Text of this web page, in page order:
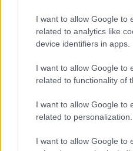
I want to allow Google to
related to analytics like
device identifiers in apps.
I want to allow Google to
related to functionality of
I want to allow Google to
related to personalization.
I want to allow Google to
risalto a questo? O
di razzismo?
#IMMIGRAZIONE